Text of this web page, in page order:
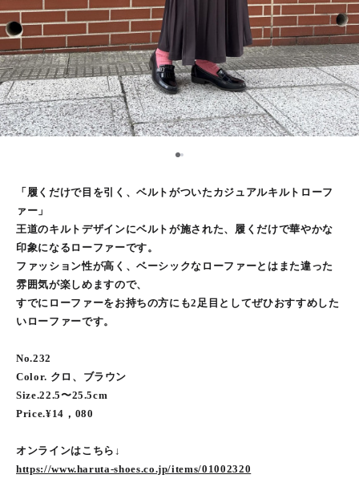
1
「履くだけで目を引く、ベルトがついたカジュアルキルトローフ
ァー」
王道のキルトデザインにベルトが施された、履くだけで華やかな
印象になるローファーです。
ファッション性が高く、ベーシックなローファーとはまた違った
雰囲気が楽しめますので、
すでにローファーをお持ちの方にも2足目としてぜひおすすめした
いローファーです。
No.232
Color. クロ、ブラウン
Size.22.5〜25.5cm
Price.¥14，080
オンラインはこちら↓
https://www.haruta-shoes.co.jp/items/01002320